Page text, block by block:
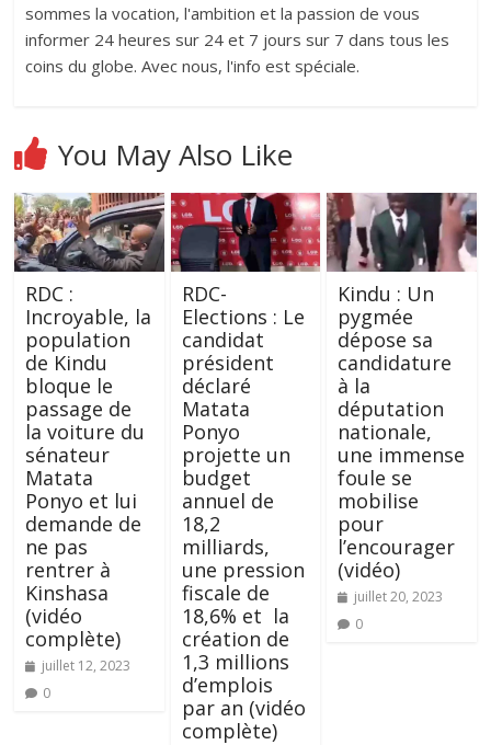
sommes la vocation, l'ambition et la passion de vous
informer 24 heures sur 24 et 7 jours sur 7 dans tous les
coins du globe. Avec nous, l'info est spéciale.
You May Also Like
RDC :
Incroyable, la
population
de Kindu
bloque le
passage de
la voiture du
sénateur
Matata
Ponyo et lui
demande de
ne pas
rentrer à
Kinshasa
(vidéo
complète)
juillet 12, 2023
0
RDC-
Elections : Le
candidat
président
déclaré
Matata
Ponyo
projette un
budget
annuel de
18,2
milliards,
une pression
fiscale de
18,6% et la
création de
1,3 millions
d’emplois
par an (vidéo
complète)
Kindu : Un
pygmée
dépose sa
candidature
à la
députation
nationale,
une immense
foule se
mobilise
pour
l’encourager
(vidéo)
juillet 20, 2023
0